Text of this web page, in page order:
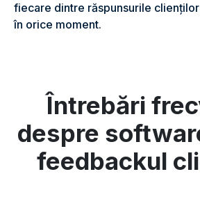
fiecare dintre răspunsurile
în orice moment.
Întrebări
despre
feedbackul